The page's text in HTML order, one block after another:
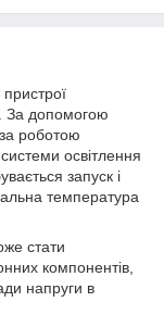
За допомогою
роботою
освітлення
запуск і
температура
стати
компонентів,
напруги в